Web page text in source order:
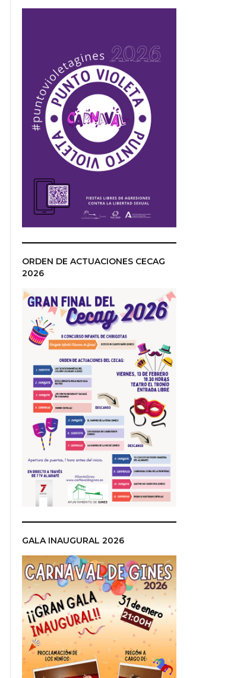
ORDEN DE ACTUACIONES CECAG
2026
GALA INAUGURAL 2026